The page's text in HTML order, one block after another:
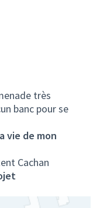
très
banc pour se
vie de mon
Cachan